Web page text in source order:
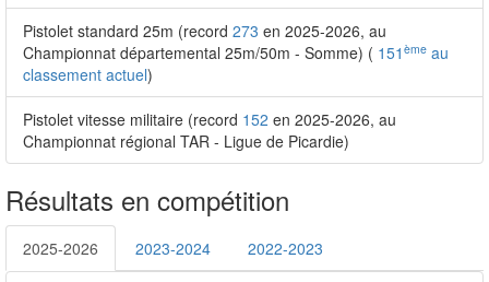
Pistolet standard 25m (record 273 en 2025-2026, au
Championnat départemental 25m/50m - Somme) ( 151 ème au
classement actuel)
Pistolet vitesse militaire (record 152 en 2025-2026, au
Championnat régional TAR - Ligue de Picardie)
Résultats en compétition
2025-2026 2023-2024 2022-2023